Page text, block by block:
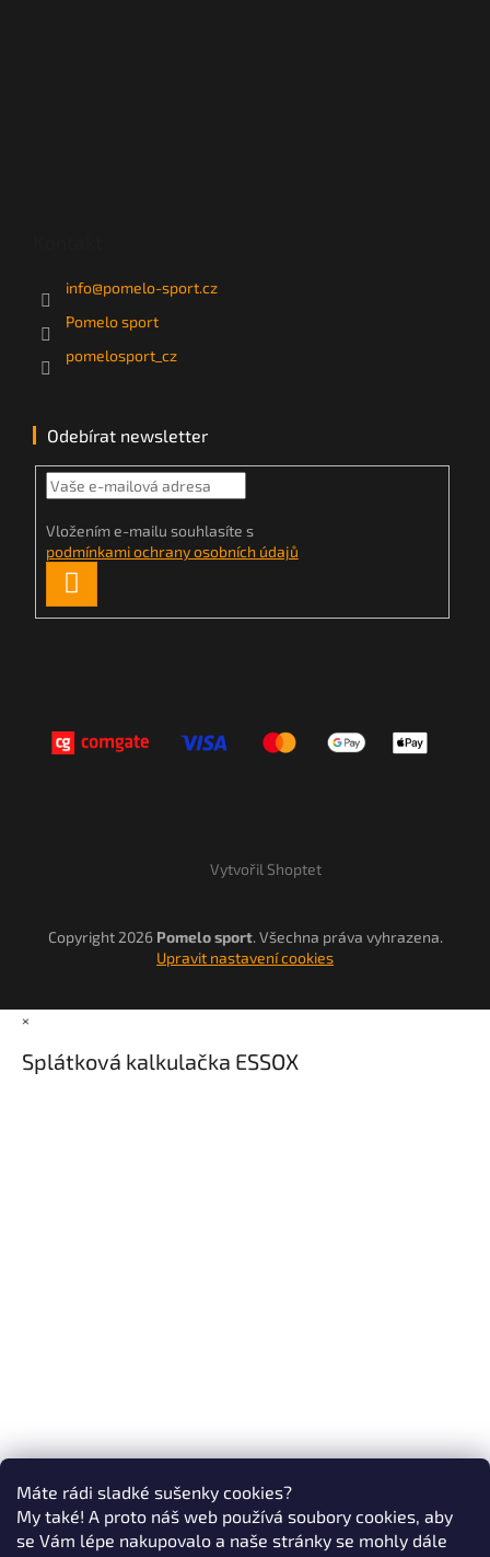
Máte rádi sladké sušenky cookies?
My také! A proto náš web používá soubory cookies, aby
se Vám lépe nakupovalo a naše stránky se mohly dále
info@pomelo-sport.cz
Pomelo sport
pomelosport_cz
Odebírat newsletter
Vložením e-mailu souhlasíte s
podmínkami ochrany osobních údajů
SE
Vytvořil Shoptet
Copyright 2026 Pomelo sport. Všechna práva vyhrazena.
Upravit nastavení cookies
×
Splátková kalkulačka ESSOX